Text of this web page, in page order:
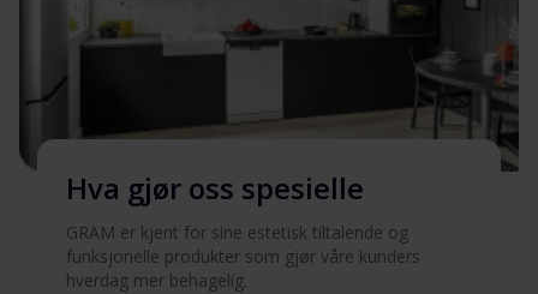
Brukermanual (FI) Last ned
Last ned
Brukermanual (EN)
Hva gjør oss spesielle
GRAM er kjent for sine estetisk tiltalende og
funksjonelle produkter som gjør våre kunders
hverdag mer behagelig.